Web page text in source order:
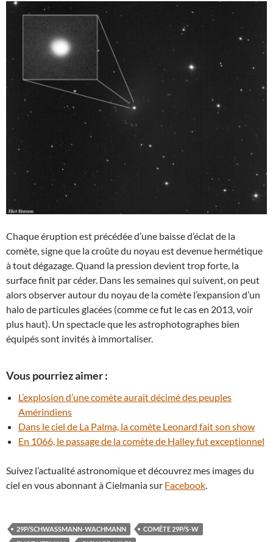
Chaque éruption est précédée d’une baisse d’éclat de la
comète, signe que la croûte du noyau est devenue hermétique
à tout dégazage. Quand la pression devient trop forte, la
surface finit par céder. Dans les semaines qui suivent, on peut
alors observer autour du noyau de la comète l’expansion d’un
halo de particules glacées (comme ce fut le cas en 2013, voir
plus haut). Un spectacle que les astrophotographes bien
équipés sont invités à immortaliser.
Vous pourriez aimer :
L’explosion d’une comète aurait décimé des peuples
Amérindiens
Dans le ciel de La Palma, la comète Leonard fait son show
En 1066, le passage de la comète de Halley fut exceptionnel
Suivez l’actualité astronomique et découvrez mes images du
ciel en vous abonnant à Cielmania sur Facebook.
29P/SCHWASSMANN-WACHMANN
COMÈTE 29P/S-W